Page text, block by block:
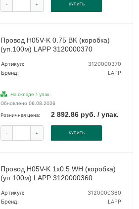
- + КУПИТЬ
Провод H05V-K 0.75 BK (коробка)
(уп.100м) LAPP 3120000370
Артикул:
3120000370
Бренд:
LAPP
На складе 1 упак.
Обновлено 06.08.2026
Розничная цена: 2 892.86 руб. / упак.
- + КУПИТЬ
Провод H05V-K 1х0.5 WH (коробка)
(уп.100м) LAPP 3120000360
Артикул:
3120000360
Бренд:
LAPP